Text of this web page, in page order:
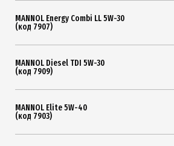
MANNOL Energy Combi LL 5W-30
(код 7907)
MANNOL Diesel TDI 5W-30
(код 7909)
MANNOL Elite 5W-40
(код 7903)